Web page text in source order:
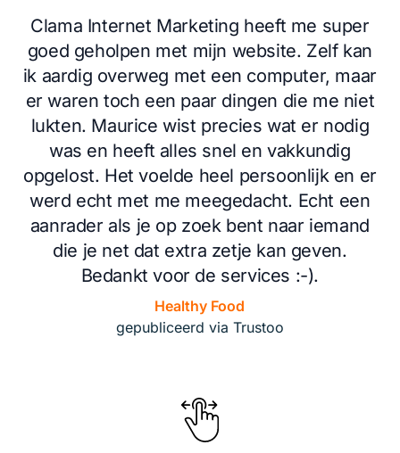
Clama Internet Marketing heeft me super
goed geholpen met mijn website. Zelf kan
ik aardig overweg met een computer, maar
er waren toch een paar dingen die me niet
lukten. Maurice wist precies wat er nodig
was en heeft alles snel en vakkundig
opgelost. Het voelde heel persoonlijk en er
werd echt met me meegedacht. Echt een
aanrader als je op zoek bent naar iemand
die je net dat extra zetje kan geven.
Bedankt voor de services :-).
Healthy Food
gepubliceerd via Trustoo